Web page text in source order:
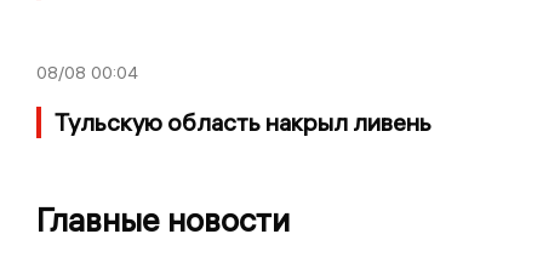
08/08 00:04
Тульскую область накрыл ливень
Главные новости